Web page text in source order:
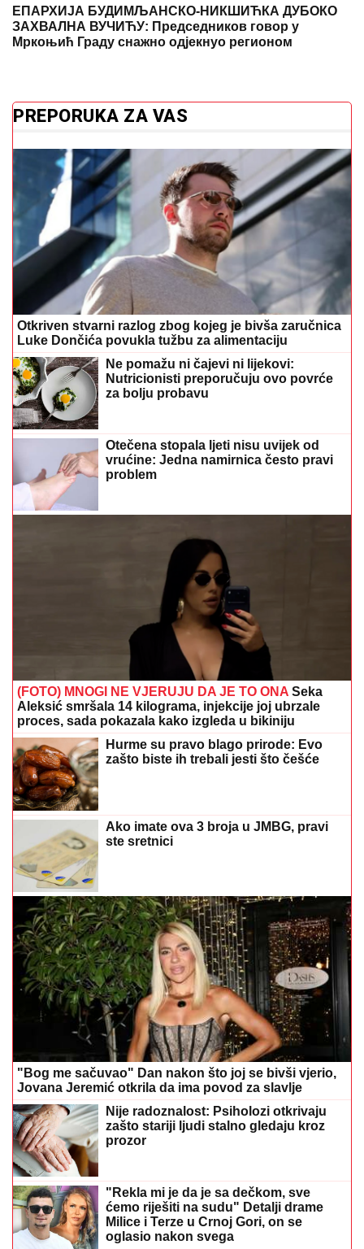
ЕПАРХИЈА БУДИМЉАНСКО-НИКШИЋКА ДУБОКО
ЗАХВАЛНА ВУЧИЋУ: Председников говор у
Мркоњић Граду снажно одјекнуо регионом
PREPORUKA ZA VAS
Otkriven stvarni razlog zbog kojeg je bivša zaručnica
Luke Dončića povukla tužbu za alimentaciju
Ne pomažu ni čajevi ni lijekovi:
Nutricionisti preporučuju ovo povrće
za bolju probavu
Otečena stopala ljeti nisu uvijek od
vrućine: Jedna namirnica često pravi
problem
(FOTO) MNOGI NE VJERUJU DA JE TO ONA Seka
Aleksić smršala 14 kilograma, injekcije joj ubrzale
proces, sada pokazala kako izgleda u bikiniju
Hurme su pravo blago prirode: Evo
zašto biste ih trebali jesti što češće
Ako imate ova 3 broja u JMBG, pravi
ste sretnici
"Bog me sačuvao" Dan nakon što joj se bivši vjerio,
Jovana Jeremić otkrila da ima povod za slavlje
Nije radoznalost: Psiholozi otkrivaju
zašto stariji ljudi stalno gledaju kroz
prozor
"Rekla mi je da je sa dečkom, sve
ćemo riješiti na sudu" Detalji drame
Milice i Terze u Crnoj Gori, on se
oglasio nakon svega